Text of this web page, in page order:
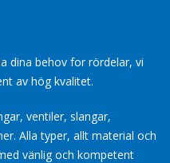
dina behov for rördelar, vi
av hög kvalitet.
ventiler, slangar,
Alla typer, allt material och
vänlig och kompetent